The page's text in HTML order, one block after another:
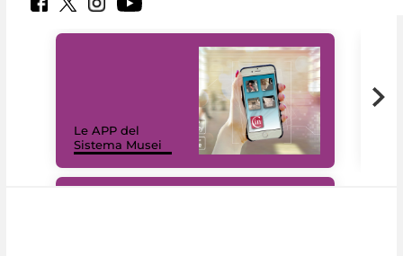
Le APP del
Sistema Musei